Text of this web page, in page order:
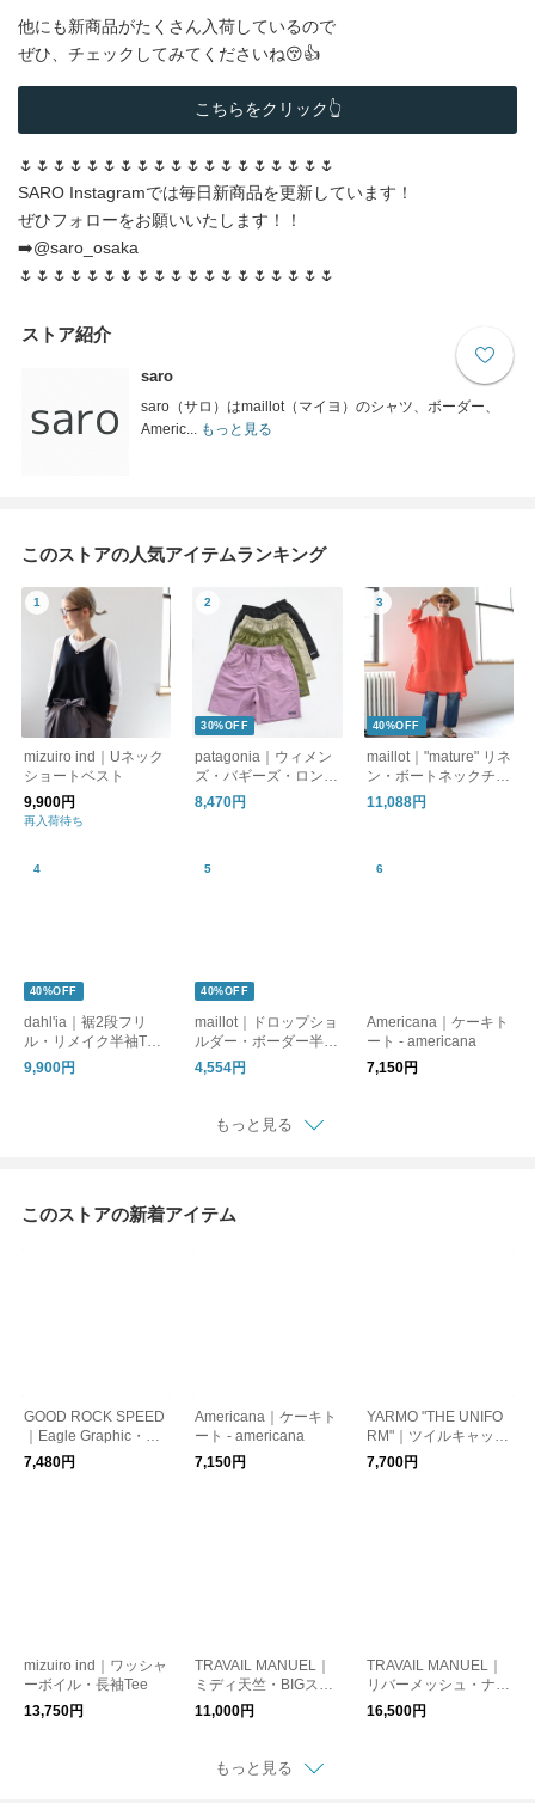
他にも新商品がたくさん入荷しているので
ぜひ、チェックしてみてくださいね😚👍
こちらをクリック👆
🌷🌷🌷🌷🌷🌷🌷🌷🌷🌷🌷🌷🌷🌷🌷🌷🌷🌷🌷
SARO Instagramでは毎日新商品を更新しています！
ぜひフォローをお願いいたします！！
➡️@saro_osaka
🌷🌷🌷🌷🌷🌷🌷🌷🌷🌷🌷🌷🌷🌷🌷🌷🌷🌷🌷
ストア紹介
saro
saro（サロ）はmaillot（マイヨ）のシャツ、ボーダー、
Americ...
もっと見る
このストアの人気アイテムランキング
mizuiro ind｜Uネック
ショートベスト
9,900円
再入荷待ち
30%OFF
patagonia｜ウィメン
ズ・バギーズ・ロング
(ショーツ)
8,470円
40%OFF
maillot｜"mature" リネ
ン・ボートネックチュ
ニック
11,088円
40%OFF
dahl'ia｜裾2段フリ
ル・リメイク半袖Tシ
ャツ
9,900円
40%OFF
maillot｜ドロップショ
ルダー・ボーダー半袖
Tee
4,554円
Americana｜ケーキト
ート - americana
7,150円
もっと見る
このストアの新着アイテム
GOOD ROCK SPEED
｜Eagle Graphic・ス
リーブレスTee
7,480円
Americana｜ケーキト
ート - americana
7,150円
YARMO "THE UNIFO
RM"｜ツイルキャップ
-NAAFOLK
7,700円
mizuiro ind｜ワッシャ
ーボイル・長袖Tee
13,750円
TRAVAIL MANUEL｜
ミディ天竺・BIGスリ
ットTee
11,000円
TRAVAIL MANUEL｜
リバーメッシュ・ナロ
ーコクーンパンツ
16,500円
もっと見る